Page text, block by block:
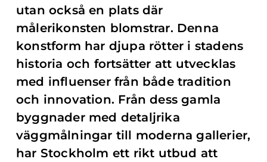
utan också en plats där
målerikonsten blomstrar. Denna
konstform har djupa rötter i stadens
historia och fortsätter att utvecklas
med influenser från både tradition
och innovation. Från dess gamla
byggnader med detaljrika
väggmålningar till moderna gallerier,
har Stockholm ett rikt utbud att